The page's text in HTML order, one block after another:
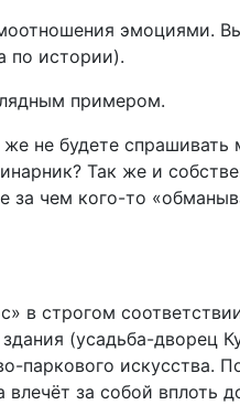
эмоциями.
по истории).
примером.
не будете
Так же и
чем кого-то
в строгом
(усадьба-дворец
паркового
за собой вплоть